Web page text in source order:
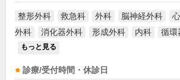
整形外科 救急科 外科 脳神経外科
外科
消化器外科 形成外科 内科 循環
もっと見る
診療/受付時間・休診日